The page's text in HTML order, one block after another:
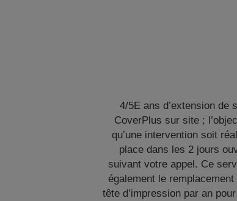
4/5E ans d’extension de
CoverPlus sur site ;
qu’une intervention soit
place dans les 2 jours
suivant votre appel. Ce
également le remplacement
tête d’impression par an